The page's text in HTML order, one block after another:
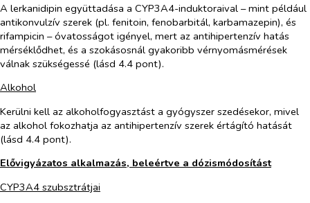
A lerkanidipin együttadása a CYP3A4-induktoraival – mint például
antikonvulzív szerek (pl. fenitoin, fenobarbitál, karbamazepin), és
rifampicin – óvatosságot igényel, mert az antihipertenzív hatás
mérséklődhet, és a szokásosnál gyakoribb vérnyomásmérések
válnak szükségessé (lásd 4.4 pont).
Alkohol
Kerülni kell az alkoholfogyasztást a gyógyszer szedésekor, mivel
az alkohol fokozhatja az antihipertenzív szerek értágító hatását
(lásd 4.4 pont).
Elővigyázatos alkalmazás, beleértve a dózismódosítást
CYP3A4 szubsztrátjai